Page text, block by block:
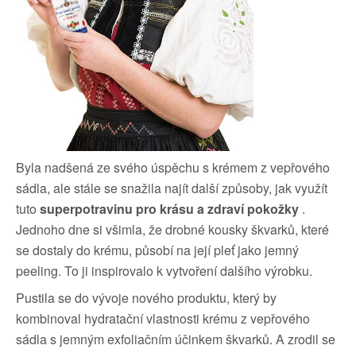
Byla nadšená ze svého úspěchu s krémem z vepřového
sádla, ale stále se snažila najít další způsoby, jak využít
tuto superpotravinu pro krásu a zdraví pokožky .
Jednoho dne si všimla, že drobné kousky škvarků, které
se dostaly do krému, působí na její pleť jako jemný
peeling. To ji inspirovalo k vytvoření dalšího výrobku.
Pustila se do vývoje nového produktu, který by
kombinoval hydratační vlastnosti krému z vepřového
sádla s jemným exfoliačním účinkem škvarků. A zrodil se